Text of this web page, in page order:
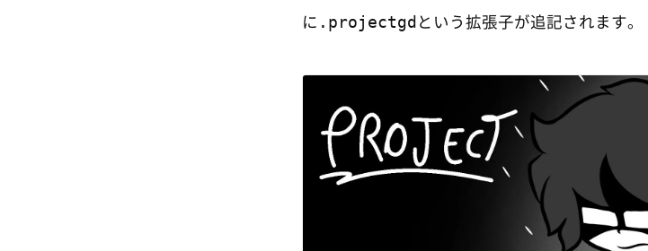
に .projectgd という拡張子が追記されます。